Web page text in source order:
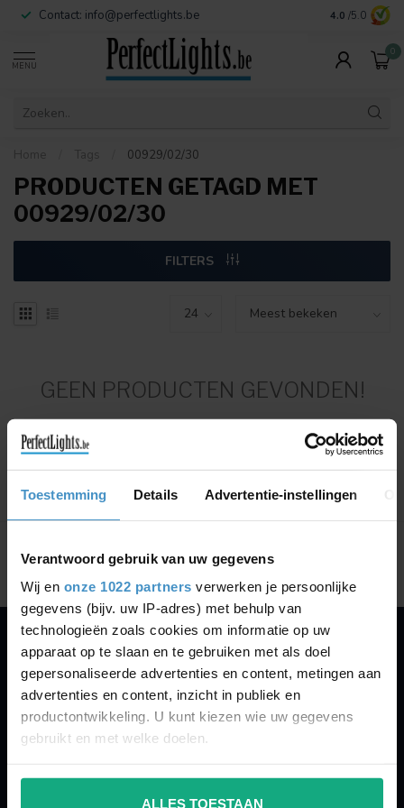
Toestemming Details Advertentie-instellingen
Verantwoord gebruik van uw gegevens
Wij en onze 1022 partners verwerken je persoonlijke
gegevens (bijv. uw IP-adres) met behulp van
technologieën zoals cookies om informatie op uw
apparaat op te slaan en te gebruiken met als doel
gepersonaliseerde advertenties en content, metingen aan
advertenties en content, inzicht in publiek en
productontwikkeling. U kunt kiezen wie uw gegevens
gebruikt en met welke doelen.
Als u het toestaat, willen we ook graag:
ALLES TOESTAAN
Contact: info@perfectlights.be 4.0 /5.0
MENU
0
Home Tags 00929/02/30
PRODUCTEN GETAGD MET
00929/02/30
FILTERS
GEEN PRODUCTEN GEVONDEN!
Toon1-0van 0
PERFECTLIGHTS
Gegevens:
Kruisbeeldsraat 72
9220 Hamme